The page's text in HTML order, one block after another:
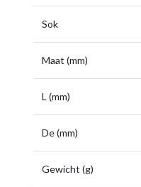
Sok
Maat (mm)
L (mm)
De (mm)
Gewicht (g)